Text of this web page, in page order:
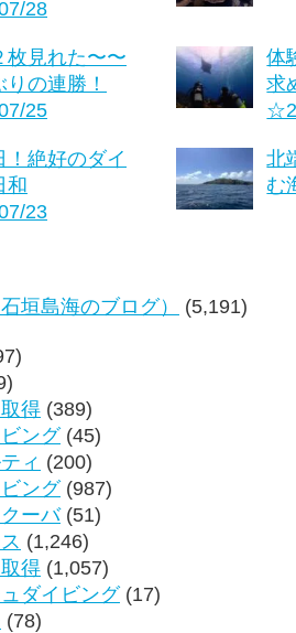
28
枚見れた〜〜
の連勝！
25
体
求
！絶好のダイ
和
23
北
む
垣島海のブログ）
(5,191)
得 (389)
ング(45)
ィ (200)
ング(987)
ーバ(51)
(1,246)
得 (1,057)
ダイビング(17)
(78)